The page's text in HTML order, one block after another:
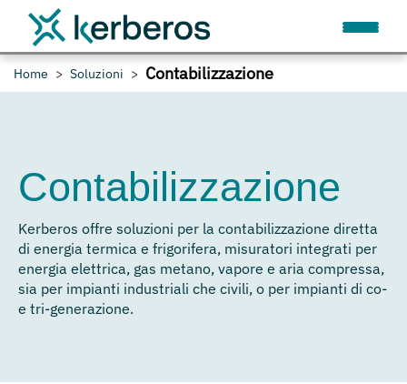
Home Soluzioni Contabilizzazione
Contabilizzazione
Kerberos offre soluzioni per la contabilizzazione diretta
di energia termica e frigorifera, misuratori integrati per
energia elettrica, gas metano, vapore e aria compressa,
sia per impianti industriali che civili, o per impianti di co-
e tri-generazione.